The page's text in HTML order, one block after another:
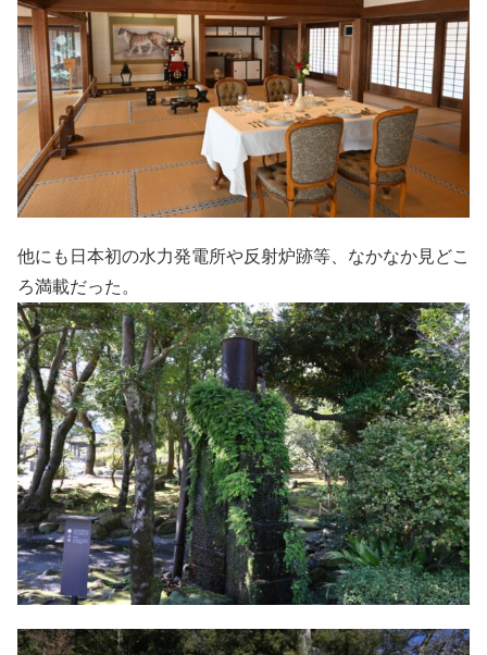
他にも日本初の水力発電所や反射炉跡等、なかなか見どこ
ろ満載だった。